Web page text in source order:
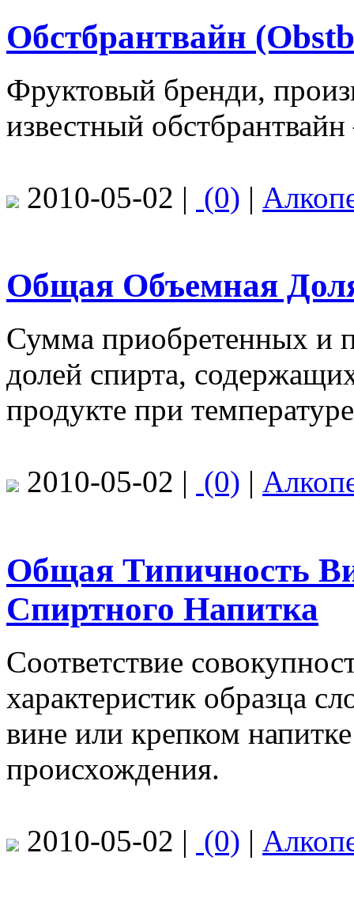
Обстбрантвайн
Фруктовый бренди,
известный
2010-05-02 | (0) |
Общая Объемная
Сумма приобретенных и
долей спирта,
продукте при
2010-05-02 | (0) |
Общая Типичность
Спиртного Напитка
Соответствие
характеристик образца
вине или крепком
происхождения.
2010-05-02 | (0) |